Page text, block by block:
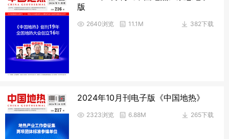
版
382下载
2640浏览 11.1M
2024年10月刊电子版《中国地热》
265下载
2323浏览 6.88M